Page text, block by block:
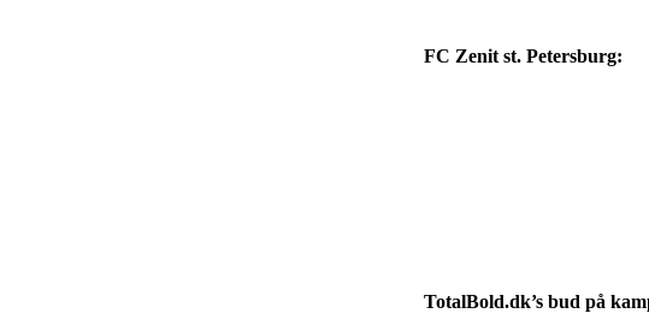
FC Zenit st. Petersburg:
TotalBold.dk’s bud på